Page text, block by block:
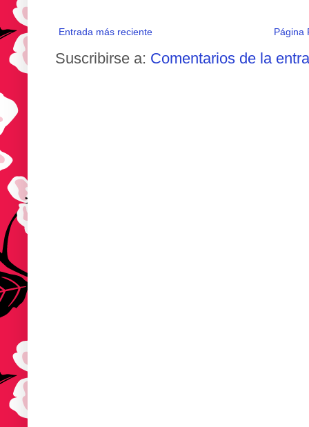
Entrada más reciente Página
Suscribirse a: Comentarios de la